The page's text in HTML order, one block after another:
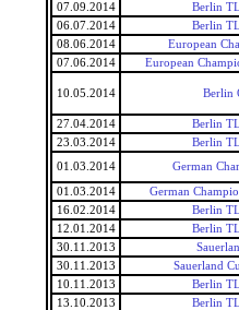
07.09.2014
Berlin
06.07.2014
Berlin
08.06.2014
European
07.06.2014
European
10.05.2014 Berlin
27.04.2014
Berlin
23.03.2014
Berlin
01.03.2014
German
01.03.2014
German
16.02.2014
Berlin
12.01.2014
Berlin
30.11.2013
30.11.2013
Sauerland
10.11.2013
Berlin
13.10.2013
Berlin